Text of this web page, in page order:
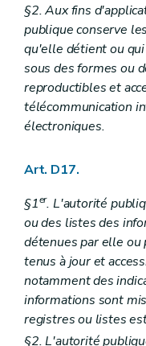
§2. Aux fins
publique conserve
qu'elle détient ou
sous des formes ou
reproductibles et
télécommunication
électroniques.
Art. D17.
§1er. L'autorité
ou des listes des
détenues par elle ou
tenus à jour et
notamment des
informations sont
registres ou listes
§2. L'autorité